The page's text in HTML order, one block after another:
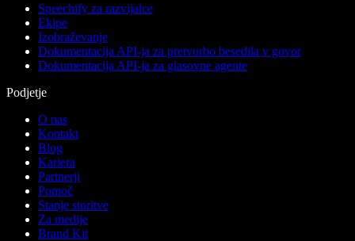
Speechify za razvijalce
Ekipe
Izobraževanje
Dokumentacija API-ja za pretvorbo besedila v govor
Dokumentacija API-ja za glasovne agente
Podjetje
O nas
Kontakt
Blog
Kariera
Partnerji
Pomoč
Stanje storitve
Za medije
Brand Kit